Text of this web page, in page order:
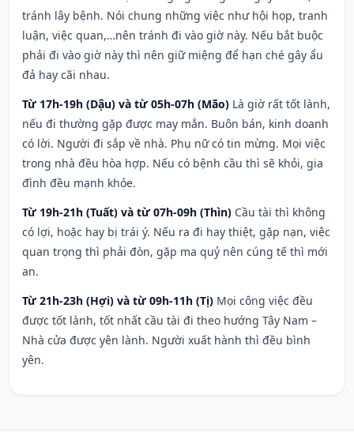
tránh lây bệnh. Nói chung những việc như hội họp, tranh
luận, việc quan,…nên tránh đi vào giờ này. Nếu bắt buộc
phải đi vào giờ này thì nên giữ miệng để hạn ché gây ẩu
đả hay cãi nhau.
Từ 17h-19h (Dậu) và từ 05h-07h (Mão) Là giờ rất tốt lành,
nếu đi thường gặp được may mắn. Buôn bán, kinh doanh
có lời. Người đi sắp về nhà. Phụ nữ có tin mừng. Mọi việc
trong nhà đều hòa hợp. Nếu có bệnh cầu thì sẽ khỏi, gia
đình đều mạnh khỏe.
Từ 19h-21h (Tuất) và từ 07h-09h (Thìn) Cầu tài thì không
có lợi, hoặc hay bị trái ý. Nếu ra đi hay thiệt, gặp nạn, việc
quan trọng thì phải đòn, gặp ma quỷ nên cúng tế thì mới
an.
Từ 21h-23h (Hợi) và từ 09h-11h (Tị) Mọi công việc đều
được tốt lành, tốt nhất cầu tài đi theo hướng Tây Nam –
Nhà cửa được yên lành. Người xuất hành thì đều bình
yên.